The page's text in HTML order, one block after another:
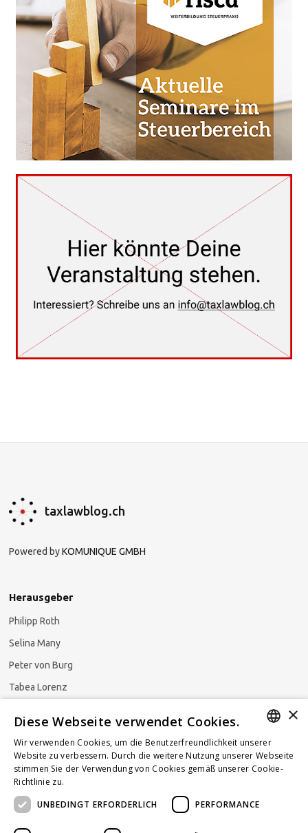
taxlawblog.ch
Powered byKOMUNIQUE GMBH
Herausgeber
Philipp Roth
Selina Many
Peter von Burg
Tabea Lorenz
Newsletter abonnieren
GERMAN
FRENCH
×
Diese Webseite verwendet Cookies.
Wir verwenden Cookies, um die Benutzerfreundlichkeit unserer
Website zu verbessern. Durch die weitere Nutzung unserer Webseite
stimmen Sie der Verwendung von Cookies gemäß unserer Cookie-
Richtlinie zu.
UNBEDINGT ERFORDERLICH
PERFORMANCE